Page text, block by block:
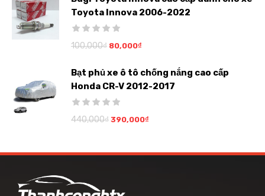
Toyota Innova 2006-2022
100,000₫ 80,000₫
Bạt phủ xe ô tô chống nắng cao cấp
Honda CR-V 2012-2017
440,000₫ 390,000₫